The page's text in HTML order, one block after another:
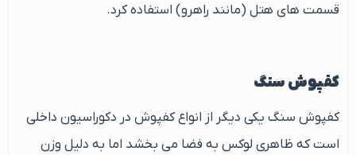
قسمت های هتل (مانند راهرو) استفاده کرد.
کفپوش سنگ
کفپوش سنگ یکی دیگر از انواع کفپوش در دکوراسیون داخلی
است که ظاهری لوکس به فضا می بخشد اما به دلیل وزن